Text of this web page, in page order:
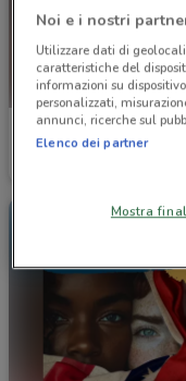
Agenzia
Noi e i nostri
Utilizzare dati di
caratteristiche del
informazioni su
personalizzati,
annunci, ricerche sul
Elenco dei partner
Mostra